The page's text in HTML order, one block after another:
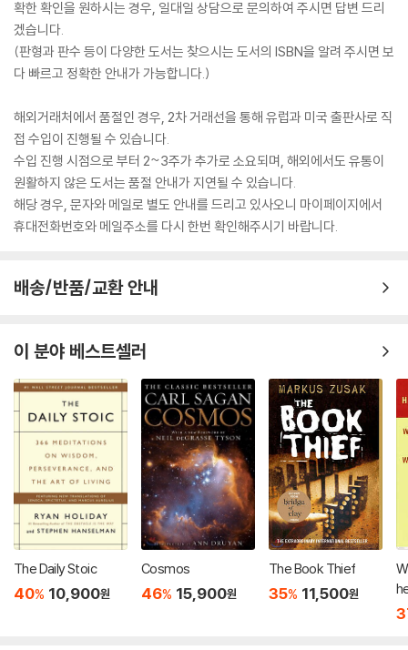
확한 확인을 원하시는 경우, 일대일 상담으로 문의하여 주시면 답변 드리
겠습니다.
(판형과 판수 등이 다양한 도서는 찾으시는 도서의 ISBN을 알려 주시면 보
다 빠르고 정확한 안내가 가능합니다.)
해외거래처에서 품절인 경우, 2차 거래선을 통해 유럽과 미국 출판사로 직
접 수입이 진행될 수 있습니다.
수입 진행 시점으로 부터 2~3주가 추가로 소요되며, 해외에서도 유통이
원활하지 않은 도서는 품절 안내가 지연될 수 있습니다.
해당 경우, 문자와 메일로 별도 안내를 드리고 있사오니 마이페이지에서
휴대전화번호와 메일주소를 다시 한번 확인해주시기 바랍니다.
배송/반품/교환 안내
이 분야 베스트셀러
The Daily Stoic
40% 10,900원
Cosmos
46% 15,900원
The Book Thief
35% 11,500원